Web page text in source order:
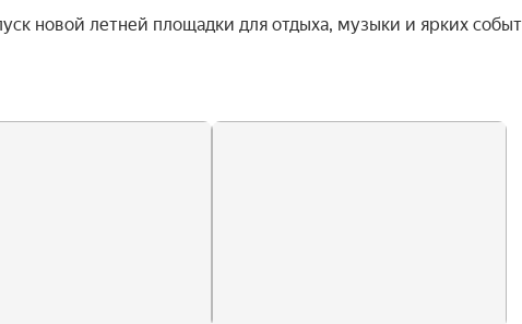
новой летней площадки для отдыха, музыки и ярких